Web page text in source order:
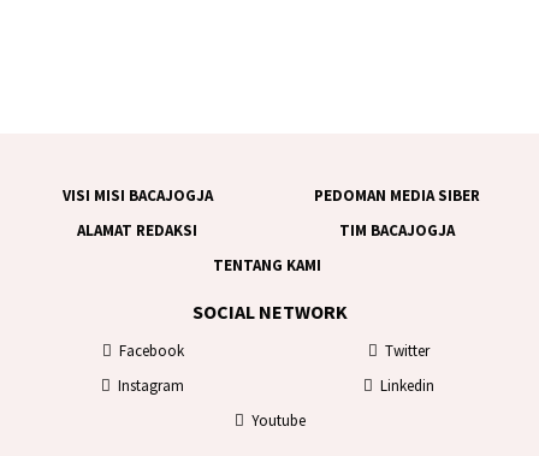
VISI MISI BACAJOGJA
PEDOMAN MEDIA SIBER
ALAMAT REDAKSI
TIM BACAJOGJA
TENTANG KAMI
SOCIAL NETWORK
Facebook
Twitter
Instagram
Linkedin
Youtube